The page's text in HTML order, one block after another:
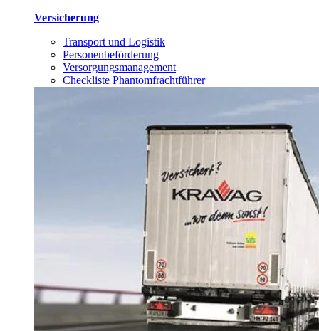
Versicherung
Transport und Logistik
Personenbeförderung
Versorgungsmanagement
Checkliste Phantomfrachtführer